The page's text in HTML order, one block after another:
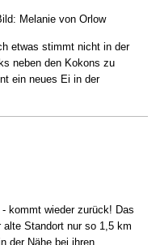
Melanie von Orlow
etwas stimmt nicht in der
neben den Kokons zu
ein neues Ei in der
kommt wieder zurück! Das
Standort nur so 1,5 km
der Nähe bei ihren